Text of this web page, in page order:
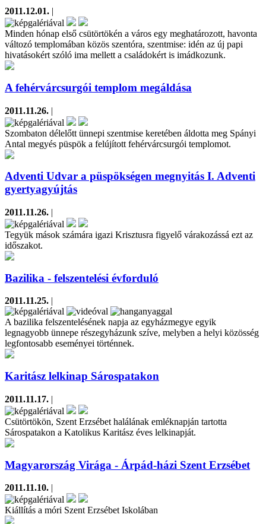
2011.12.01. |
Minden hónap első csütörtökén a város egy meghatározott, havonta
változó templomában közös szentóra, szentmise: idén az új papi
hivatásokért szóló ima mellett a családokért is imádkozunk.
A fehérvárcsurgói templom megáldása
2011.11.26. |
Szombaton délelőtt ünnepi szentmise keretében áldotta meg Spányi
Antal megyés püspök a felújított fehérvárcsurgói templomot.
Adventi Udvar a püspökségen megnyitás I. Adventi
gyertyagyújtás
2011.11.26. |
Tegyük mások számára igazi Krisztusra figyelő várakozássá ezt az
időszakot.
Bazilika - felszentelési évforduló
2011.11.25. |
A bazilika felszentelésének napja az egyházmegye egyik
legnagyobb ünnepe részegyházunk szíve, melyben a helyi közösség
legfontosabb eseményei történnek.
Karitász lelkinap Sárospatakon
2011.11.17. |
Csütörtökön, Szent Erzsébet halálának emléknapján tartotta
Sárospatakon a Katolikus Karitász éves lelkinapját.
Magyarország Virága - Árpád-házi Szent Erzsébet
2011.11.10. |
Kiállítás a móri Szent Erzsébet Iskolában